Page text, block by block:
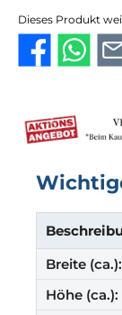
Dieses Produkt
Breite (ca.):
Höhe (ca.):